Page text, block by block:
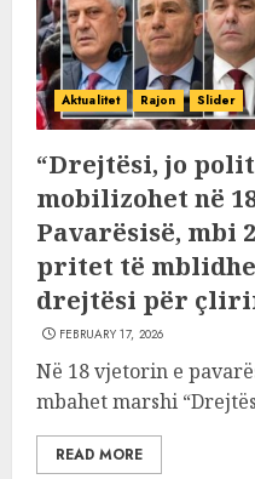
Aktualitet Rajon Slider
“Drejtësi, jo
mobilizohet në
Pavarësisë, mbi
pritet të
drejtësi për
FEBRUARY 17, 2026
Në 18 vjetorin e
mbahet marshi
READ MORE